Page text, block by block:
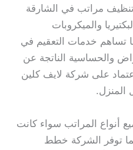
مراتب في الشارقة
والميكروبات
تساهم خدمات التعقيم في
والحساسية الناتجة عن
على شركة لايف كلين
المنزل.
أنواع المراتب سواء كانت
توفر الشركة خطط